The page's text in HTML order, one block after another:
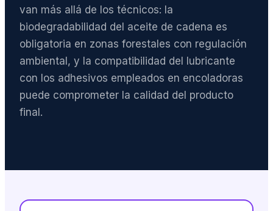
van más allá de los técnicos: la
biodegradabilidad del aceite de cadena es
obligatoria en zonas forestales con regulación
ambiental, y la compatibilidad del lubricante
con los adhesivos empleados en encoladoras
puede comprometer la calidad del producto
final.